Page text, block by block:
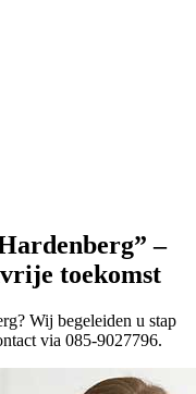
–
toekomst
Wij begeleiden u stap
via 085-9027796.